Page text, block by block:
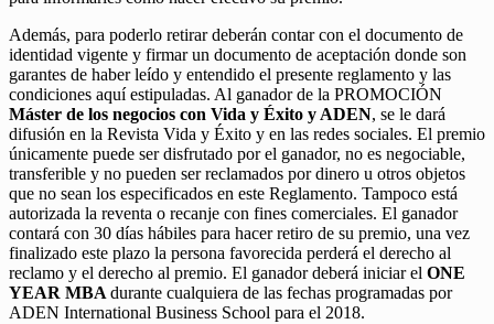
Además, para poderlo retirar deberán contar con el documento de
identidad vigente y firmar un documento de aceptación donde son
garantes de haber leído y entendido el presente reglamento y las
condiciones aquí estipuladas. Al ganador de la PROMOCIÓN
Máster de los negocios con Vida y Éxito y ADEN, se le dará
difusión en la Revista Vida y Éxito y en las redes sociales. El premio
únicamente puede ser disfrutado por el ganador, no es negociable,
transferible y no pueden ser reclamados por dinero u otros objetos
que no sean los especificados en este Reglamento. Tampoco está
autorizada la reventa o recanje con fines comerciales. El ganador
contará con 30 días hábiles para hacer retiro de su premio, una vez
finalizado este plazo la persona favorecida perderá el derecho al
reclamo y el derecho al premio. El ganador deberá iniciar el ONE
YEAR MBA durante cualquiera de las fechas programadas por
ADEN International Business School para el 2018.